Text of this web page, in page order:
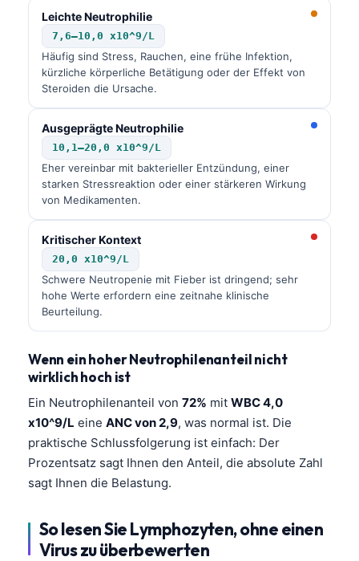
Leichte Neutrophilie
7,6–10,0 x10^9/L
Häufig sind Stress, Rauchen, eine frühe Infektion,
kürzliche körperliche Betätigung oder der Effekt von
Steroiden die Ursache.
Ausgeprägte Neutrophilie
10,1–20,0 x10^9/L
Eher vereinbar mit bakterieller Entzündung, einer
starken Stressreaktion oder einer stärkeren Wirkung
von Medikamenten.
Kritischer Kontext
20,0 x10^9/L
Schwere Neutropenie mit Fieber ist dringend; sehr
hohe Werte erfordern eine zeitnahe klinische
Beurteilung.
Wenn ein hoher Neutrophilenanteil nicht
wirklich hoch ist
Ein Neutrophilenanteil von 72% mit WBC 4,0
x10^9/L eine ANC von 2,9, was normal ist. Die
praktische Schlussfolgerung ist einfach: Der
Prozentsatz sagt Ihnen den Anteil, die absolute Zahl
sagt Ihnen die Belastung.
So lesen Sie Lymphozyten, ohne einen
Virus zu überbewerten